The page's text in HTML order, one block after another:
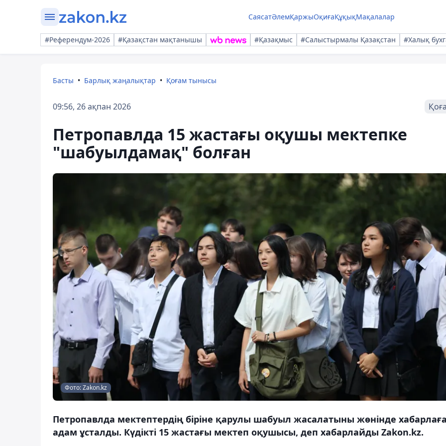
СаясатӘлемҚаржыОқиғаҚұқықМақалалар
#Референдум-2026 #Қазақстан мақтанышы #Қазақмыс #Салыстырмалы Қазақстан #Халық
Басты Барлық жаңалықтар Қоғам тынысы
09:56, 26 ақпан 2026
Петропавлда 15 жастағы оқушы мектепке
"шабуылдамақ" болған
Фото: Zakon.kz
Петропавлда мектептердің біріне қарулы шабуыл жасалатыны жөнінде
адам ұсталды. Күдікті 15 жастағы мектеп оқушысы, деп хабарлайды Zakon.kz.